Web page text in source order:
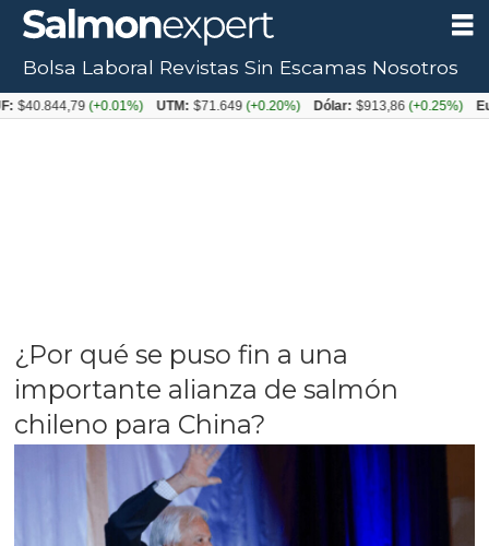
¿Por qué se puso fin a una
importante alianza de salmón
chileno para China?
Bolsa Laboral Revistas Sin Escamas Nosotros
(+0.01%) UTM: $71.649(+0.20%) Dólar: $913,86(+0.25%) Euro: